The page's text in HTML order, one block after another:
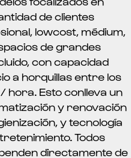
de clientes
lowcost, médium,
de grandes
con capacidad
a horquillas entre los
hora. Esto conlleva un
y renovación
y tecnología
Todos
directamente de